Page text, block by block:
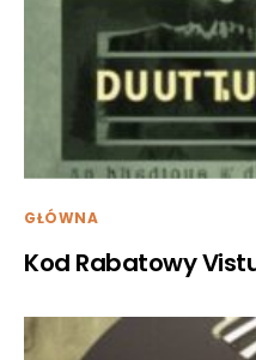
GŁÓWNA
Kod Rabatowy